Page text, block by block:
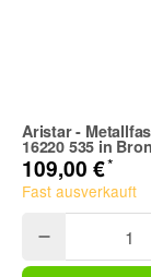
Aristar -
16220 535 in
109,00 €*
Fast ausverkauft